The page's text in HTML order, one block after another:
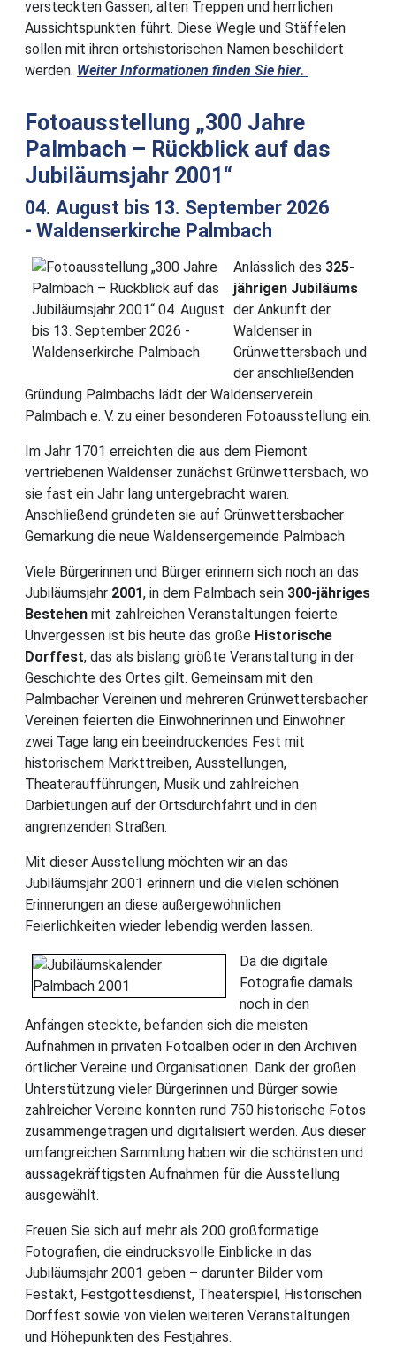
versteckten Gassen, alten Treppen und herrlichen
Aussichtspunkten führt. Diese Wegle und Stäffelen
sollen mit ihren ortshistorischen Namen beschildert
werden. Weiter Informationen finden Sie hier.
Fotoausstellung „300 Jahre
Palmbach – Rückblick auf das
Jubiläumsjahr 2001“
04. August bis 13. September 2026
- Waldenserkirche Palmbach
Anlässlich des 325-
jährigen Jubiläums
der Ankunft der
Waldenser in
Grünwettersbach und
der anschließenden
Gründung Palmbachs lädt der Waldenserverein
Palmbach e. V. zu einer besonderen Fotoausstellung ein.
Im Jahr 1701 erreichten die aus dem Piemont
vertriebenen Waldenser zunächst Grünwettersbach, wo
sie fast ein Jahr lang untergebracht waren.
Anschließend gründeten sie auf Grünwettersbacher
Gemarkung die neue Waldensergemeinde Palmbach.
Viele Bürgerinnen und Bürger erinnern sich noch an das
Jubiläumsjahr 2001, in dem Palmbach sein 300-jähriges
Bestehen mit zahlreichen Veranstaltungen feierte.
Unvergessen ist bis heute das große Historische
Dorffest, das als bislang größte Veranstaltung in der
Geschichte des Ortes gilt. Gemeinsam mit den
Palmbacher Vereinen und mehreren Grünwettersbacher
Vereinen feierten die Einwohnerinnen und Einwohner
zwei Tage lang ein beeindruckendes Fest mit
historischem Markttreiben, Ausstellungen,
Theateraufführungen, Musik und zahlreichen
Darbietungen auf der Ortsdurchfahrt und in den
angrenzenden Straßen.
Mit dieser Ausstellung möchten wir an das
Jubiläumsjahr 2001 erinnern und die vielen schönen
Erinnerungen an diese außergewöhnlichen
Feierlichkeiten wieder lebendig werden lassen.
Da die digitale
Fotografie damals
noch in den
Anfängen steckte, befanden sich die meisten
Aufnahmen in privaten Fotoalben oder in den Archiven
örtlicher Vereine und Organisationen. Dank der großen
Unterstützung vieler Bürgerinnen und Bürger sowie
zahlreicher Vereine konnten rund 750 historische Fotos
zusammengetragen und digitalisiert werden. Aus dieser
umfangreichen Sammlung haben wir die schönsten und
aussagekräftigsten Aufnahmen für die Ausstellung
ausgewählt.
Freuen Sie sich auf mehr als 200 großformatige
Fotografien, die eindrucksvolle Einblicke in das
Jubiläumsjahr 2001 geben – darunter Bilder vom
Festakt, Festgottesdienst, Theaterspiel, Historischen
Dorffest sowie von vielen weiteren Veranstaltungen
und Höhepunkten des Festjahres.